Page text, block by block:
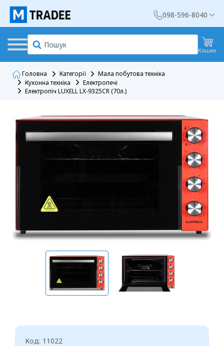
098-596-8040
Кошик
Головна Категорії
Мала побутова техніка
Кухонна техніка
Електропечі
Електропіч LUXELL LX-9325CR (70л.)
Код: 11022